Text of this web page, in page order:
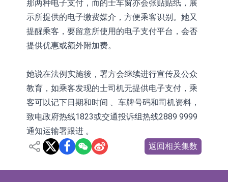
那两种电子支付，而的士车窗亦会张贴贴纸，展
示所提供的电子缴费媒介，方便乘客识别。她又
提醒乘客，要留意所使用的电子支付平台，会否
提供优惠或额外附加费。
她说在法例实施後，署方会继续进行宣传及公众
教育，如乘客发现的士司机无提供电子支付，乘
客可以记下日期和时间 、车牌号码和司机资料，
致电政府热线1823或交通投诉组热线2889 9999
通知运输署跟进 。
返回相关集数